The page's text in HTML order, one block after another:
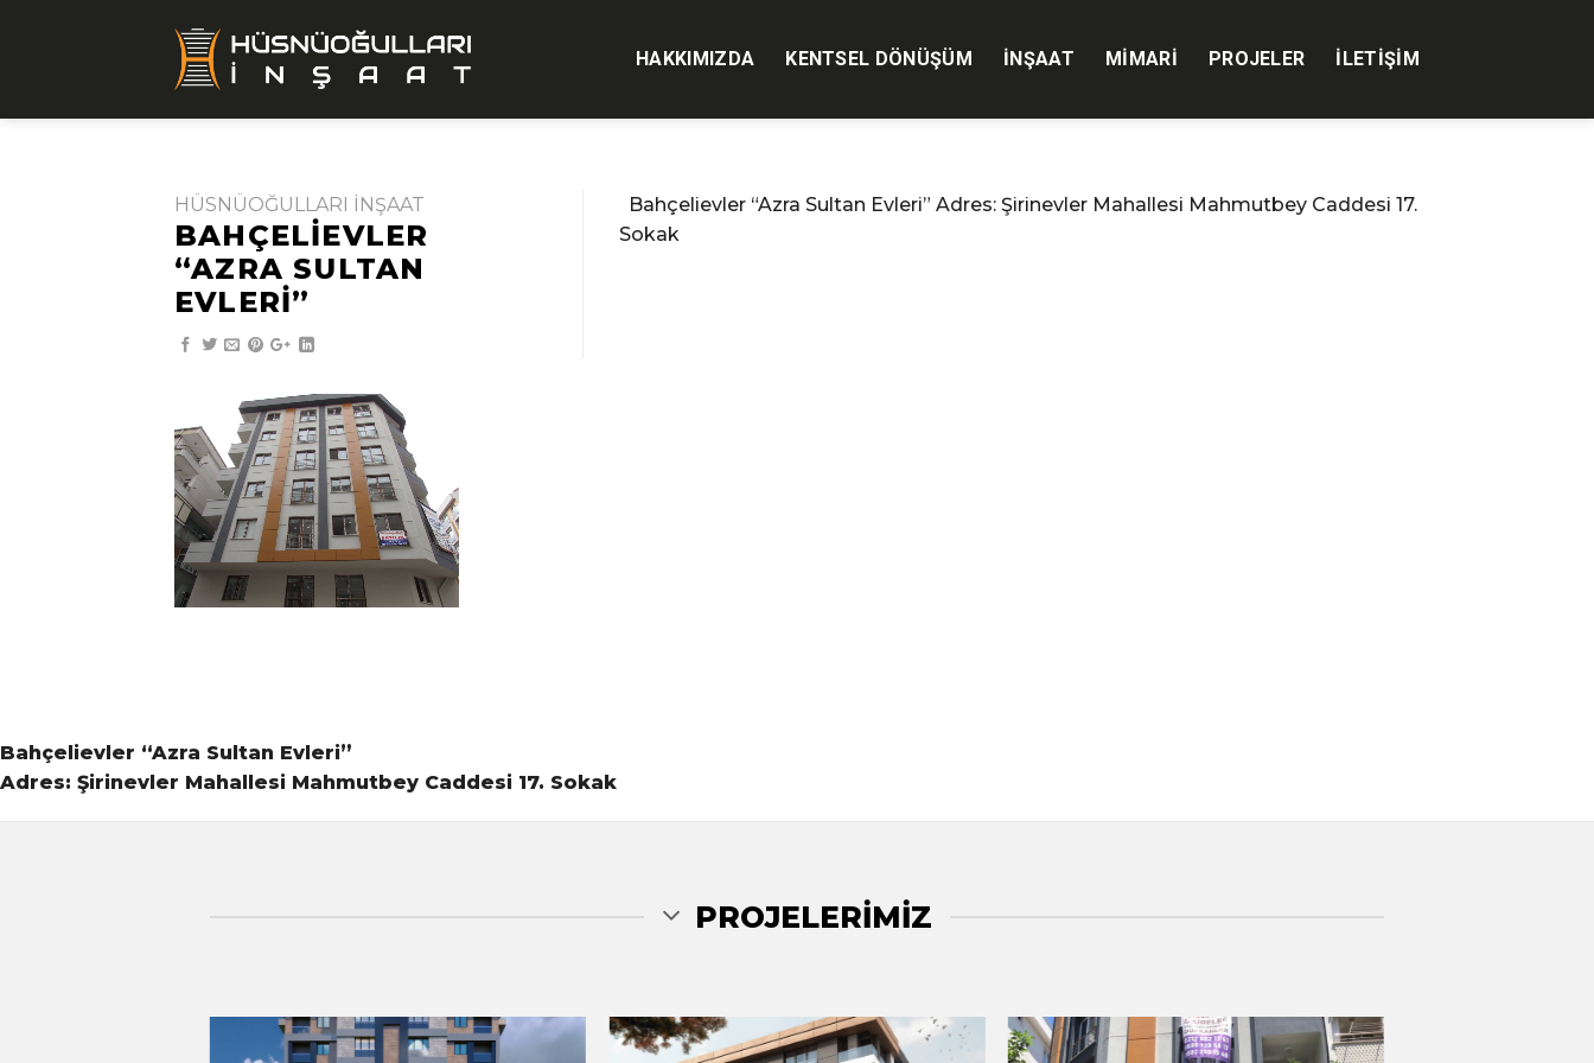
HAKKIMIZDA KENTSEL DÖNÜŞÜM İNŞAAT MIMARI PROJELER İLETIŞIM
HÜSNÜOĞULLARI İNŞAAT
BAHÇELIEVLER
“AZRA SULTAN
EVLERI”
Bahçelievler “Azra Sultan Evleri” Adres: Şirinevler Mahallesi Mahmutbey Caddesi 17.
Sokak
Bahçelievler “Azra Sultan Evleri”
Adres: Şirinevler Mahallesi Mahmutbey Caddesi 17. Sokak
PROJELERIMIZ